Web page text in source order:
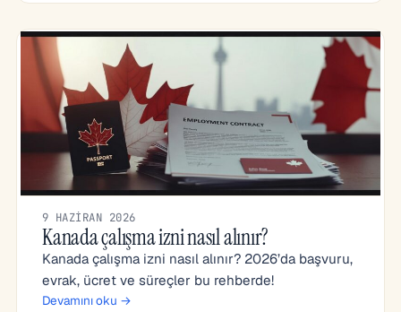
9 HAZIRAN 2026
Kanada çalışma izni nasıl alınır?
Kanada çalışma izni nasıl alınır? 2026’da başvuru,
evrak, ücret ve süreçler bu rehberde!
Devamını oku →